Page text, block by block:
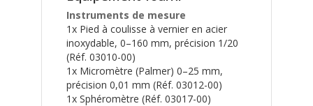
Instruments de mesure
1x Pied à coulisse à vernier en acier
inoxydable, 0–160 mm, précision 1/20
(Réf. 03010-00)
1x Micromètre (Palmer) 0–25 mm,
précision 0,01 mm (Réf. 03012-00)
1x Sphéromètre (Réf. 03017-00)